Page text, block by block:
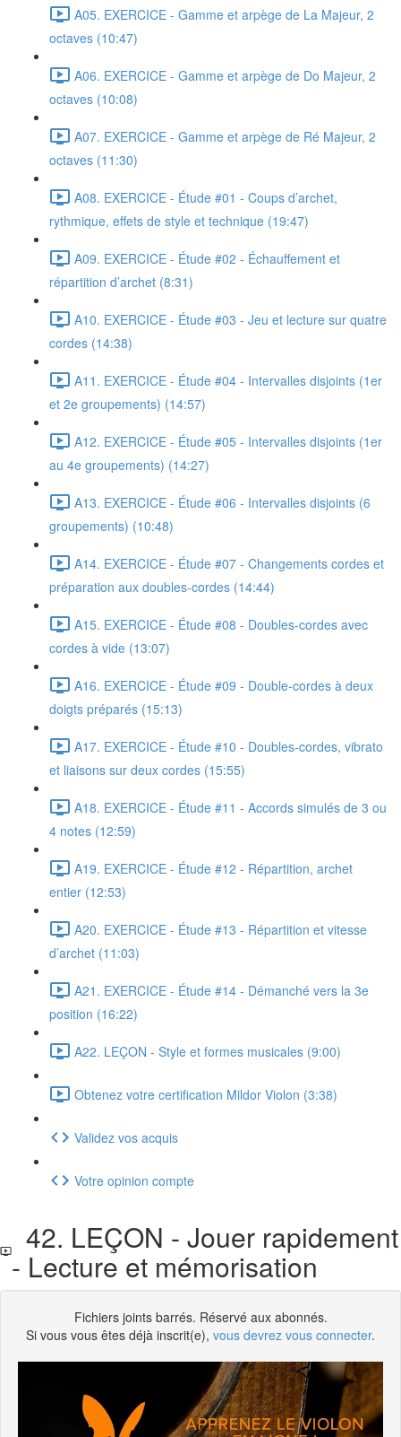
A05. EXERCICE - Gamme et arpège de La Majeur, 2
octaves (10:47)
A06. EXERCICE - Gamme et arpège de Do Majeur, 2
octaves (10:08)
A07. EXERCICE - Gamme et arpège de Ré Majeur, 2
octaves (11:30)
A08. EXERCICE - Étude #01 - Coups d’archet,
rythmique, effets de style et technique (19:47)
A09. EXERCICE - Étude #02 - Échauffement et
répartition d’archet (8:31)
A10. EXERCICE - Étude #03 - Jeu et lecture sur quatre
cordes (14:38)
A11. EXERCICE - Étude #04 - Intervalles disjoints (1er
et 2e groupements) (14:57)
A12. EXERCICE - Étude #05 - Intervalles disjoints (1er
au 4e groupements) (14:27)
A13. EXERCICE - Étude #06 - Intervalles disjoints (6
groupements) (10:48)
A14. EXERCICE - Étude #07 - Changements cordes et
préparation aux doubles-cordes (14:44)
A15. EXERCICE - Étude #08 - Doubles-cordes avec
cordes à vide (13:07)
A16. EXERCICE - Étude #09 - Double-cordes à deux
doigts préparés (15:13)
A17. EXERCICE - Étude #10 - Doubles-cordes, vibrato
et liaisons sur deux cordes (15:55)
A18. EXERCICE - Étude #11 - Accords simulés de 3 ou
4 notes (12:59)
A19. EXERCICE - Étude #12 - Répartition, archet
entier (12:53)
A20. EXERCICE - Étude #13 - Répartition et vitesse
d’archet (11:03)
A21. EXERCICE - Étude #14 - Démanché vers la 3e
position (16:22)
A22. LEÇON - Style et formes musicales (9:00)
Obtenez votre certification Mildor Violon (3:38)
Validez vos acquis
Votre opinion compte
42. LEÇON - Jouer rapidement
- Lecture et mémorisation
Fichiers joints barrés. Réservé aux abonnés.
Si vous vous êtes déjà inscrit(e), vous devrez vous connecter.